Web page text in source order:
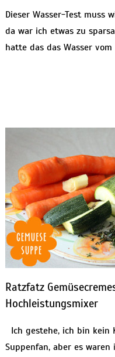
Dieser Wasser-Test muss
da war ich etwas zu
hatte das das Wasser
Ratzfatz
Hochleistungsmixer
Ich gestehe, ich bin kein
Suppenfan, aber es